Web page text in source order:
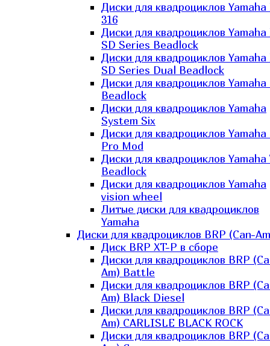
Диски для квадроциклов
316
Диски для квадроциклов
SD Series Beadlock
Диски для квадроциклов
SD Series Dual Beadlock
Диски для квадроциклов Yamaha
Beadlock
Диски для квадроциклов Yamaha
System Six
Диски для квадроциклов Yamaha
Pro Mod
Диски для квадроциклов Yamaha
Beadlock
Диски для квадроциклов Yamaha
vision wheel
Литые диски для квадроциклов
Yamaha
Диски для квадроциклов BRP (Can-
Диск BRP XT-P в сборе
Диски для квадроциклов BRP
Am) Battle
Диски для квадроциклов BRP
Am) Black Diesel
Диски для квадроциклов BRP
Am) CARLISLE BLACK ROCK
Диски для квадроциклов BRP